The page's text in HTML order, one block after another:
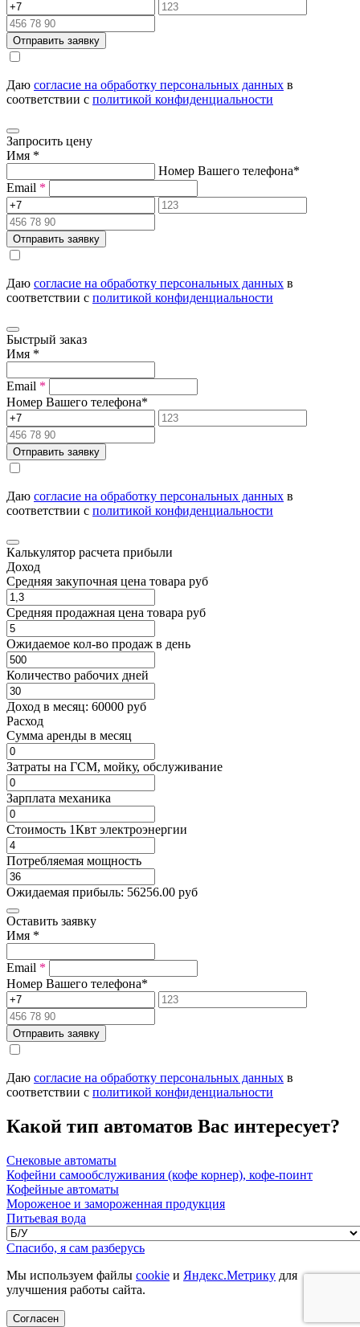
Отправить заявку
Даю согласие на обработку персональных данных в
соответствии с политикой конфиденциальности
Запросить цену
Имя *
Номер Вашего телефона*
Email *
Отправить заявку
Даю согласие на обработку персональных данных в
соответствии с политикой конфиденциальности
Быстрый заказ
Имя *
Email *
Номер Вашего телефона*
Отправить заявку
Даю согласие на обработку персональных данных в
соответствии с политикой конфиденциальности
Калькулятор расчета прибыли
Доход
Средняя закупочная цена товара руб
Средняя продажная цена товара руб
Ожидаемое кол-во продаж в день
Количество рабочих дней
Доход в месяц: 60000 руб
Расход
Cумма аренды в месяц
Затраты на ГСМ, мойку, обслуживание
Зарплата механика
Стоимость 1Квт электроэнергии
Потребляемая мощность
Ожидаемая прибыль: 56256.00 руб
Оставить заявку
Имя *
Email *
Номер Вашего телефона*
Отправить заявку
Даю согласие на обработку персональных данных в
соответствии с политикой конфиденциальности
Какой тип автоматов Вас интересует?
Снековые автоматы
Кофейни самообслуживания (кофе корнер), кофе-поинт
Кофейные автоматы
Мороженое и замороженная продукция
Питьевая вода
Спасибо, я сам разберусь
Мы используем файлы cookie и Яндекс.Метрику для
улучшения работы сайта.
Согласен